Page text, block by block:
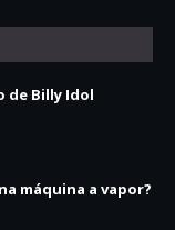
de Billy Idol
máquina a vapor?